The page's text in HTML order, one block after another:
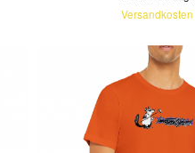
Versandkosten